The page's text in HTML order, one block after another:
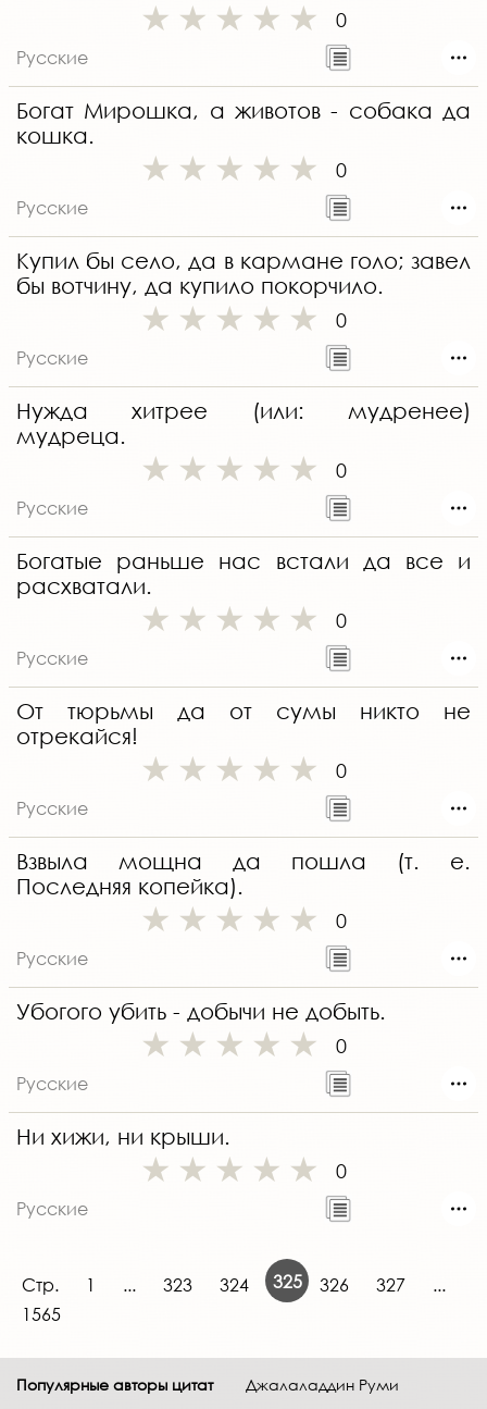
0
Русские
Богат Мирошка, а животов - собака да
кошка.
0
Русские
Купил бы село, да в кармане голо; завел
бы вотчину, да купило покорчило.
0
Русские
Нужда хитрее (или: мудренее)
мудреца.
0
Русские
Богатые раньше нас встали да все и
расхватали.
0
Русские
От тюрьмы да от сумы никто не
отрекайся!
0
Русские
Взвыла мощна да пошла (т. е.
Последняя копейка).
0
Русские
Убогого убить - добычи не добыть.
0
Русские
Ни хижи, ни крыши.
0
Русские
Стр. 1 ... 323 324 325 326 327
...
1565
Популярные авторы цитат Джалаладдин Руми